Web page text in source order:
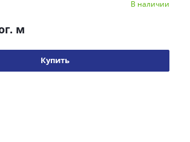
В наличии
м
Купить